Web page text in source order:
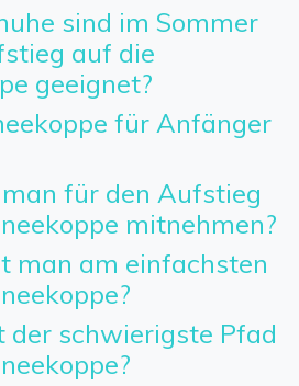
sind im Sommer
auf die
geeignet?
für Anfänger
für den Aufstieg
mitnehmen?
man am einfachsten
der schwierigste Pfad